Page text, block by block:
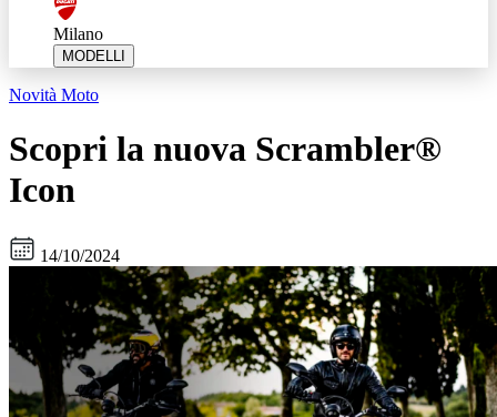
Milano
MODELLI
Novità Moto
Scopri la nuova Scrambler®
Icon
14/10/2024